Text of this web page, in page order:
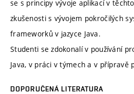
se s principy vývoje aplikací v
zkušenosti s vývojem pokročilých
frameworků v jazyce Java.
Studenti se zdokonalí v používání
Java, v práci v týmech a v přípravě
DOPORUČENÁ LITERATURA